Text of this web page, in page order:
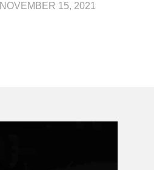
NOVEMBER 15, 2021